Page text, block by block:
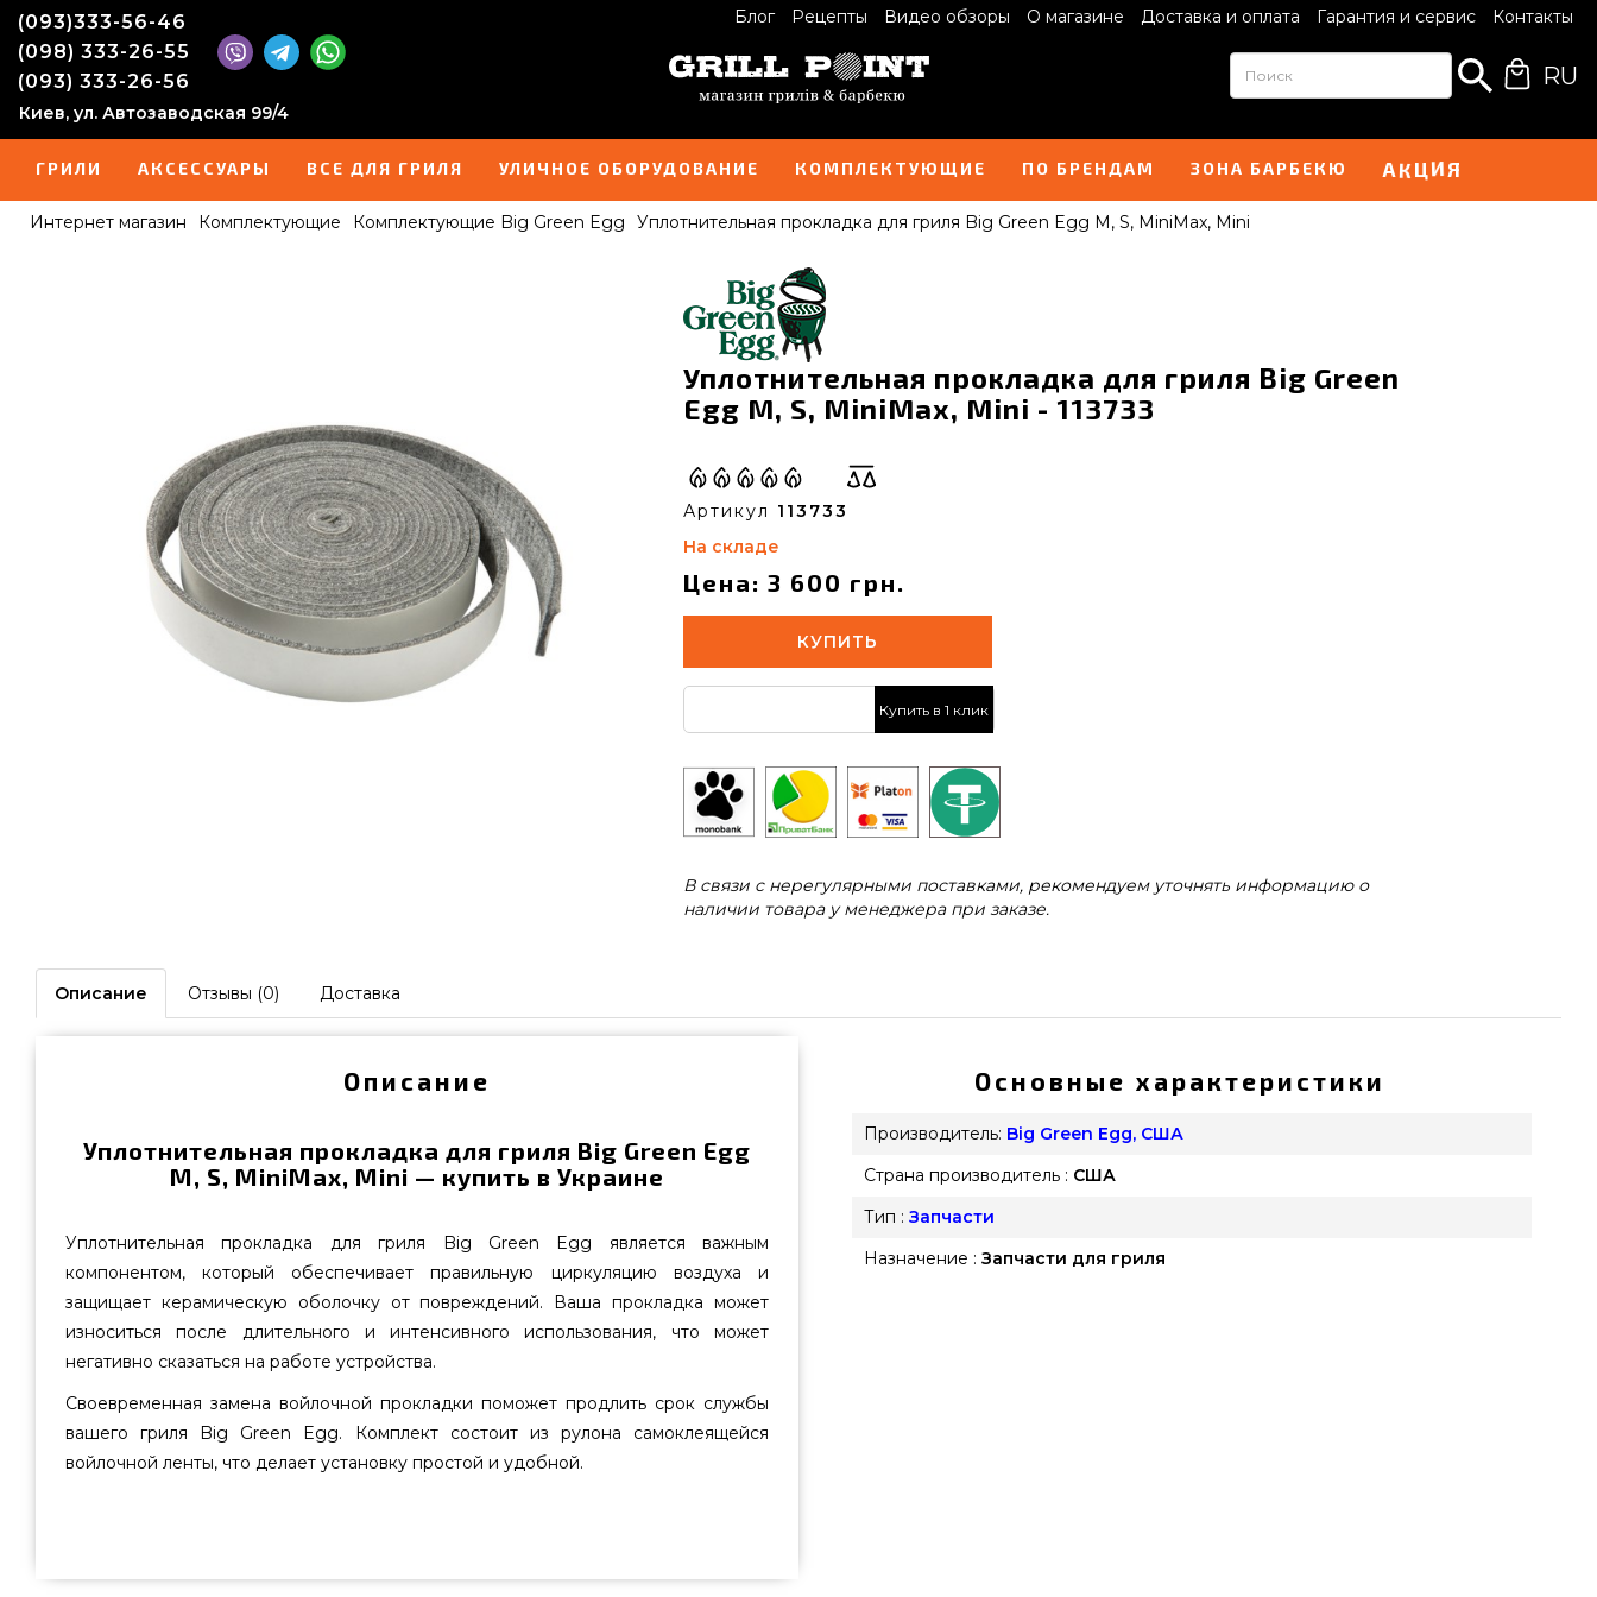
Блог Рецепты Видео обзоры О магазине Доставка и оплата Гарантия и сервис Контакты
(093)333-56-46
(098) 333-26-55
(093) 333-26-56
Киев, ул. Автозаводская 99/4
RU
ГРИЛИ АКСЕССУАРЫ ВСЕ ДЛЯ ГРИЛЯ УЛИЧНОЕ ОБОРУДОВАНИЕ КОМПЛЕКТУЮЩИЕ ПО БРЕНДАМ ЗОНА БАРБЕКЮ АКЦИЯ
Интернет магазин Комплектующие Комплектующие Big Green Egg Уплотнительная прокладка для гриля Big Green Egg M, S, MiniMax, Mini
Уплотнительная прокладка для гриля Big Green
Egg M, S, MiniMax, Mini - 113733
Артикул 113733
На складе
Цена: 3 600 грн.
КУПИТЬ
Купить в 1 клик
В связи с нерегулярными поставками, рекомендуем уточнять информацию о
наличии товара у менеджера при заказе.
Описание Отзывы (0) Доставка
Описание
Уплотнительная прокладка для гриля Big Green Egg
M, S, MiniMax, Mini — купить в Украине
Уплотнительная прокладка для гриля Big Green Egg является важным
компонентом, который обеспечивает правильную циркуляцию воздуха и
защищает керамическую оболочку от повреждений. Ваша прокладка может
износиться после длительного и интенсивного использования, что может
негативно сказаться на работе устройства.
Своевременная замена войлочной прокладки поможет продлить срок службы
вашего гриля Big Green Egg. Комплект состоит из рулона самоклеящейся
войлочной ленты, что делает установку простой и удобной.
стоимости всего 3 600 грн. в онлайн каталоге грилей grillpoint.com.ua Посмотрите и
Основные характеристики
Производитель: Big Green Egg, США
Страна производитель : США
Тип : Запчасти
Назначение : Запчасти для гриля